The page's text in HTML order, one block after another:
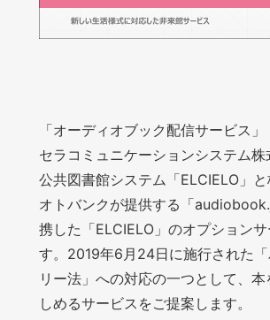
「オーディオブック配信サービス
セラコミュニケーションシステム株
公共図書館システム「ELCIELO」
オトバンクが提供する「
携した「ELCIELO」のオプション
す。2019年6月24日に施行された
リー法」への対応の一つとして、本
しめるサービスをご提案します。